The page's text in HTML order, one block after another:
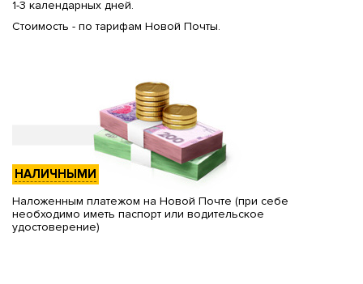
1-3 календарных дней.
Стоимость - по тарифам Новой Почты.
НАЛИЧНЫМИ
Наложенным платежом на Новой Почте (при себе
необходимо иметь паспорт или водительское
удостоверение)